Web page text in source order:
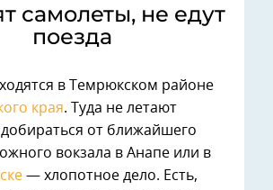
самолеты, не едут
поезда
в Темрюкском районе
края. Туда не летают
от ближайшего
вокзала в Анапе или в
— хлопотное дело. Есть,